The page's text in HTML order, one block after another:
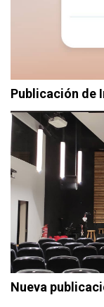
Publicación de
Nueva